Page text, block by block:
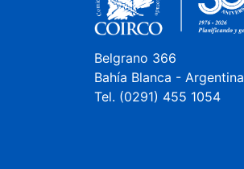
Belgrano 366
Bahía Blanca - Argentina
Tel. (0291) 455 1054